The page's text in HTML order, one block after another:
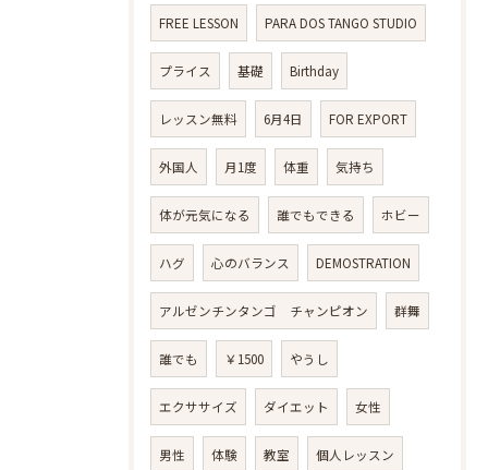
FREE LESSON PARA DOS TANGO STUDIO
プライス 基礎 Birthday
レッスン無料 6月4日 FOR EXPORT
外国人 月1度 体重 気持ち
体が元気になる 誰でもできる ホビー
ハグ 心のバランス DEMOSTRATION
アルゼンチンタンゴ チャンピオン 群舞
誰でも ￥1500 やうし
エクササイズ ダイエット 女性
男性 体験 教室 個人レッスン